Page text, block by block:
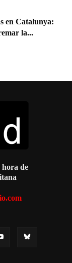
en Catalunya:
la...
de